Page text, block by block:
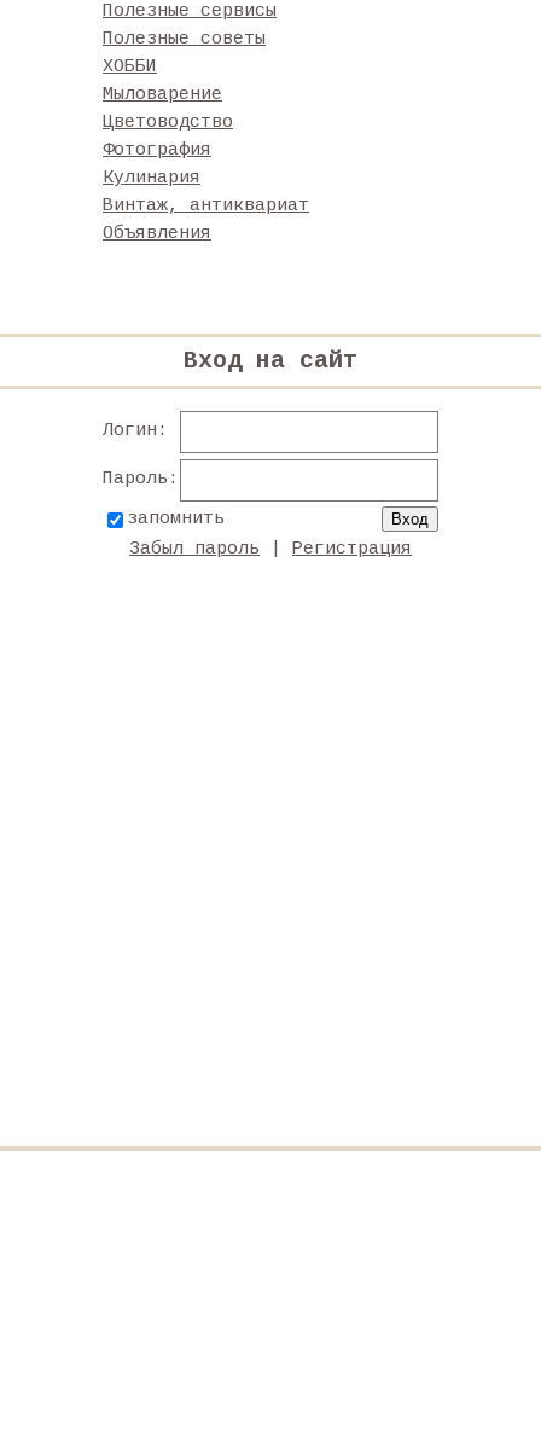
Полезные сервисы
Полезные советы
ХОББИ
Мыловарение
Цветоводство
Фотография
Кулинария
Винтаж, антиквариат
Объявления
Вход на сайт
Логин:
Пароль:
запомнить
Забыл пароль
Регистрация